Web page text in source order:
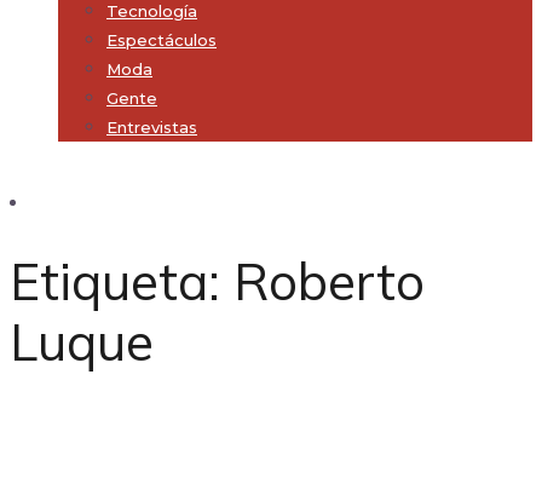
Tecnología
Espectáculos
Moda
Gente
Entrevistas
Etiqueta: Roberto
Luque